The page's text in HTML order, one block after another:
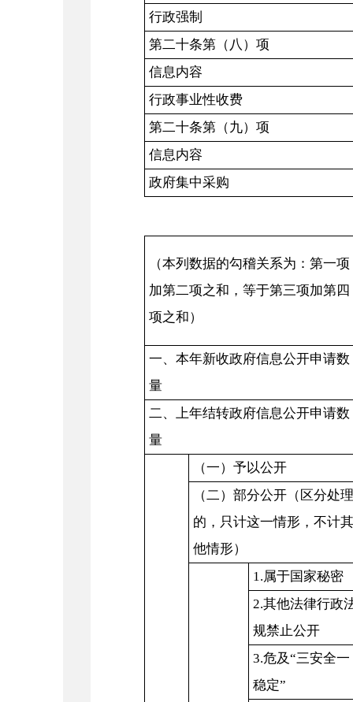
行政强制
第二十条第（八）项
信息内容
行政事业性收费
第二十条第（九）项
信息内容
政府集中采购
（本列数据的勾稽关系为：第一项
加第二项之和，等于第三项加第四
项之和）
一、本年新收政府信息公开申请数
量
二、上年结转政府信息公开申请数
量
（一）予以公开
（二）部分公开（区分处
的，只计这一情形，不计
他情形）
1.属于国家秘密
2.其他法律行政
规禁止公开
3.危及“三安全一
稳定”